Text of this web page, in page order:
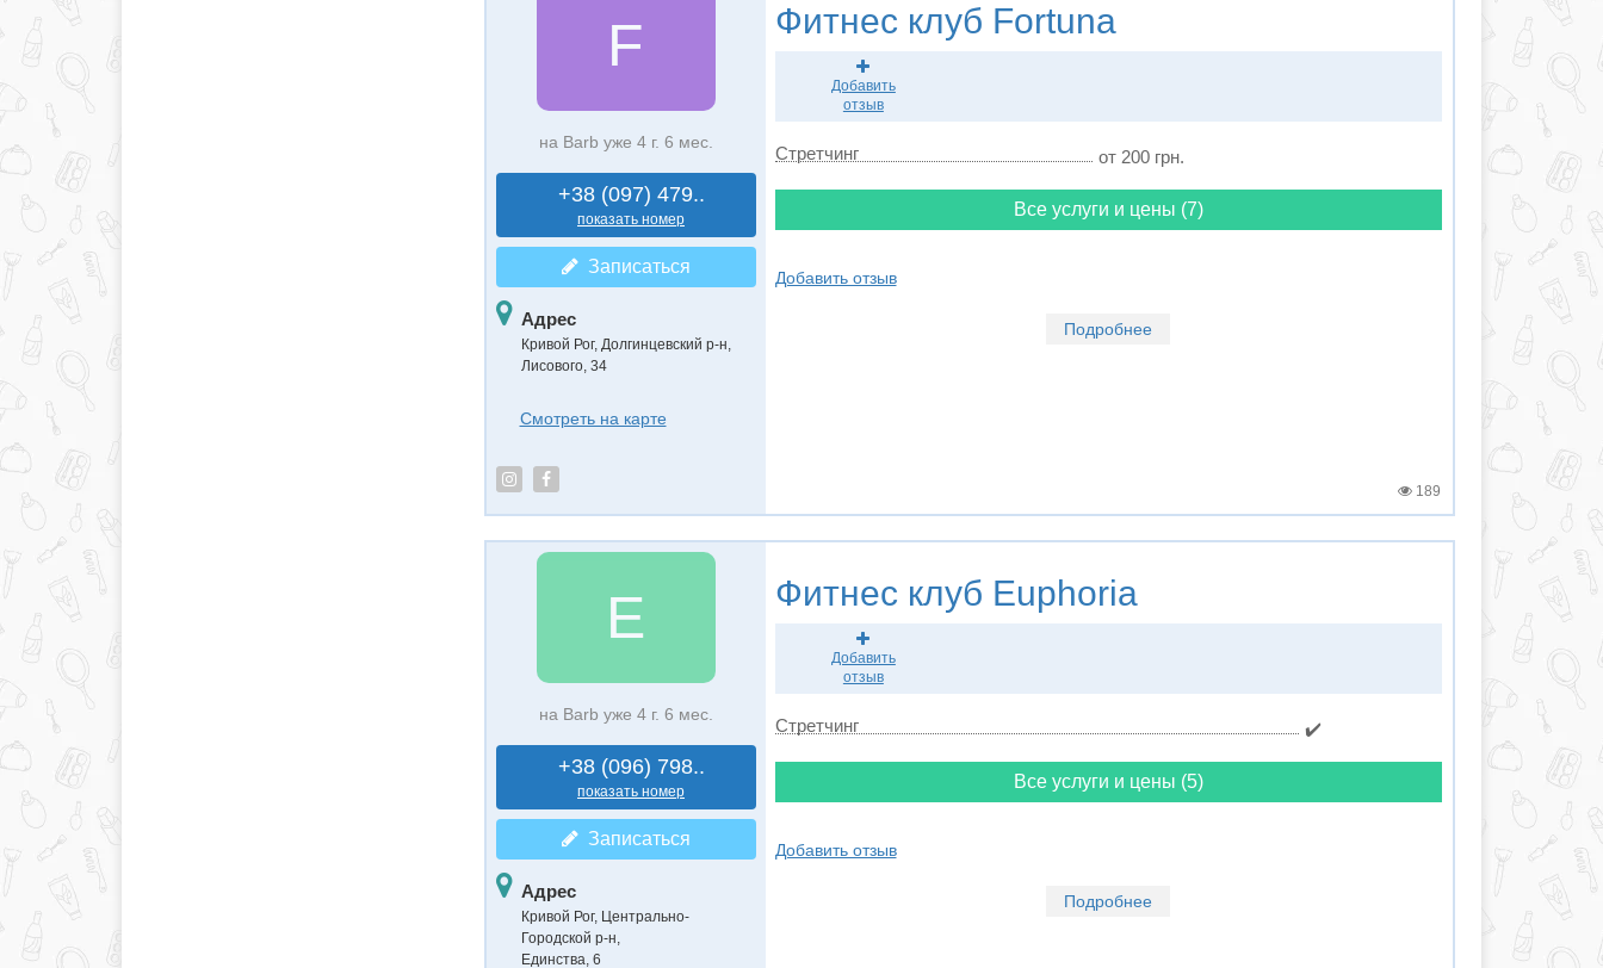
F
на Barb уже 4 г. 6 мес.
+38 (097) 479..
показать номер
Записаться
Адрес
Кривой Рог, Долгинцевский р-н,
Лисового, 34
Смотреть на карте
Фитнес клуб Fortuna
Добавить
отзыв
Стретчинг от 200 грн.
Все услуги и цены (7)
Добавить отзыв
Подробнее
189
E
на Barb уже 4 г. 6 мес.
+38 (096) 798..
показать номер
Записаться
Адрес
Кривой Рог, Центрально-
Городской р-н,
Единства, 6
Фитнес клуб Euphoria
Добавить
отзыв
Стретчинг ✔️
Все услуги и цены (5)
Добавить отзыв
Подробнее